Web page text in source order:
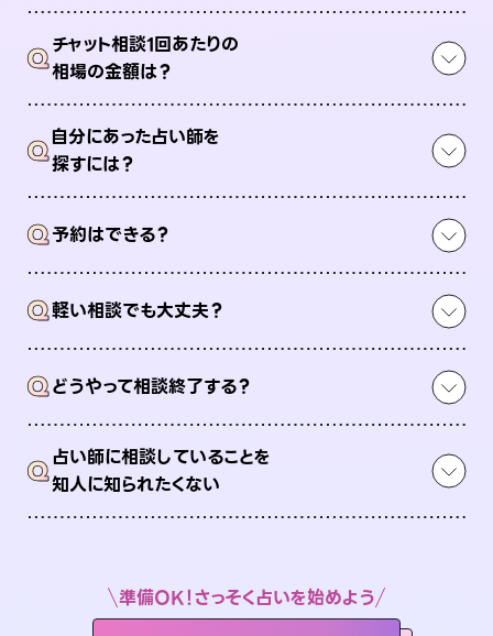
Qチャット相談1回あたりの
相場の金額は？
Q自分にあった占い師を
探すには？
Q予約はできる？
Q軽い相談でも大丈夫？
Qどうやって相談終了する？
Q占い師に相談していることを
知人に知られたくない
準備OK！さっそく占いを始めよう